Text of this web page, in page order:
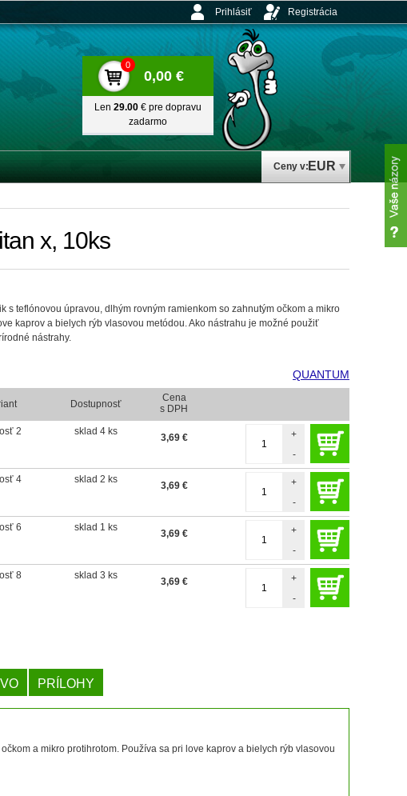
Ceny v: EUR
Prihlásiť Registrácia
0
0,00 €
Len 29.00 € pre dopravu
zadarmo
x, 10ks
s teflónovou úpravou, dlhým rovným ramienkom so zahnutým očkom a mikro
kaprov a bielych rýb vlasovou metódou. Ako nástrahu je možné použiť
nástrahy.
QUANTUM
Dostupnosť
Cena
s DPH
2 sklad 4 ks
3,69 €
-
+
4 sklad 2 ks
3,69 €
-
+
6 sklad 1 ks
3,69 €
-
+
8 sklad 3 ks
3,69 €
-
+
PRÍLOHY
a mikro protihrotom. Používa sa pri love kaprov a bielych rýb vlasovou